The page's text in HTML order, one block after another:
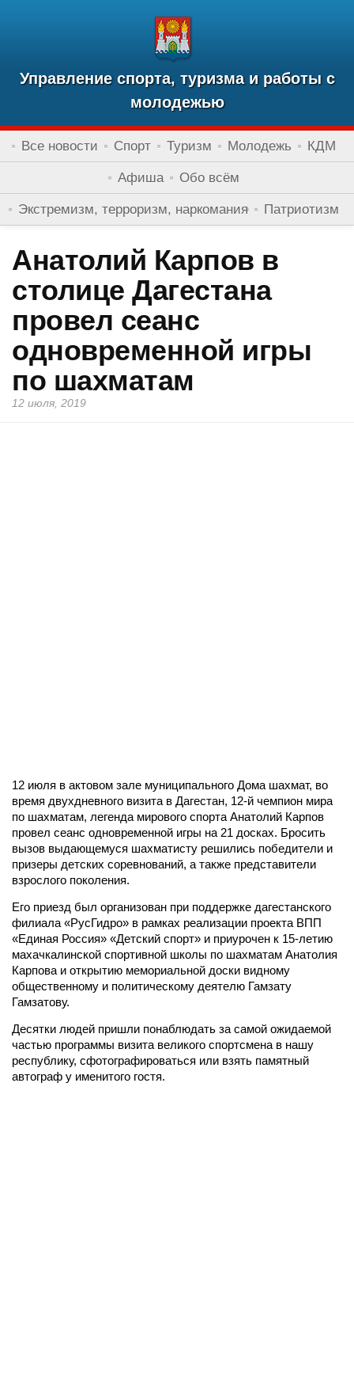
Управление спорта, туризма и работы с
молодежью
Все новости Спорт Туризм Молодежь КДМ
Афиша Обо всём
Экстремизм, терроризм, наркомания Патриотизм
Анатолий Карпов в
столице Дагестана
провел сеанс
одновременной игры
по шахматам
12 июля, 2019
12 июля в актовом зале муниципального Дома шахмат, во
время двухдневного визита в Дагестан, 12-й чемпион мира
по шахматам, легенда мирового спорта Анатолий Карпов
провел сеанс одновременной игры на 21 досках. Бросить
вызов выдающемуся шахматисту решились победители и
призеры детских соревнований, а также представители
взрослого поколения.
Его приезд был организован при поддержке дагестанского
филиала «РусГидро» в рамках реализации проекта ВПП
«Единая Россия» «Детский спорт» и приурочен к 15-летию
махачкалинской спортивной школы по шахматам Анатолия
Карпова и открытию мемориальной доски видному
общественному и политическому деятелю Гамзату
Гамзатову.
Десятки людей пришли понаблюдать за самой ожидаемой
частью программы визита великого спортсмена в нашу
республику, сфотографироваться или взять памятный
автограф у именитого гостя.